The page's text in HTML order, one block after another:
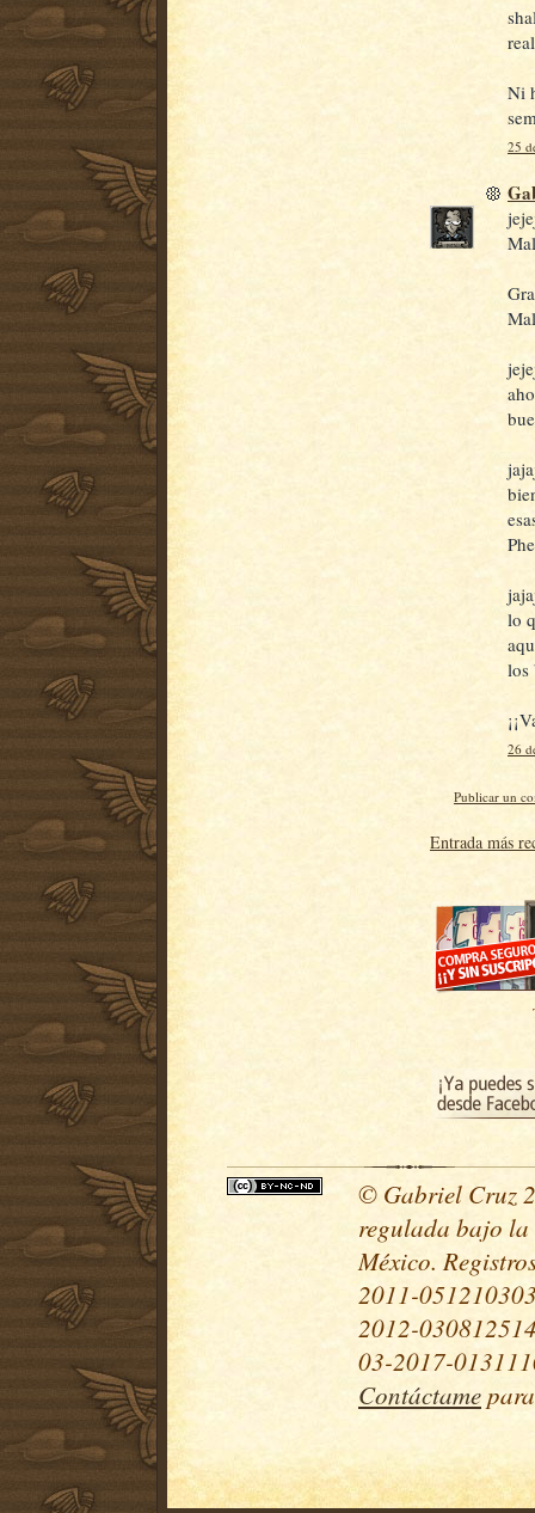
Ni
25
lo
los
26
Publicar un
Entrada más
© Gabriel Cruz
regulada bajo la
México.
2011-
2012-
03-2017-
Contáctame